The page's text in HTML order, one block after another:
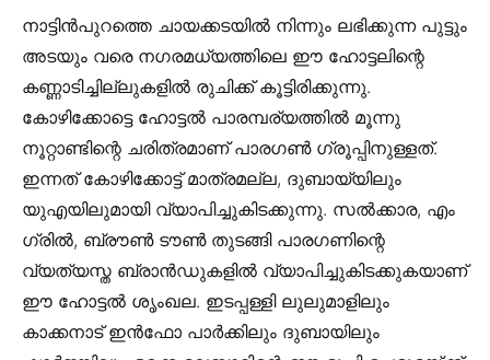
നാട്ടിന്‍പുറത്തെ ചായക്കടയില്‍ നിന്നും ലഭിക്കുന്ന പുട്ടും
അടയും വരെ നഗരമധ്യത്തിലെ ഈ ഹോട്ടലിന്റെ
കണ്ണാടിച്ചില്ലുകളില്‍ രുചിക്ക് കൂട്ടിരിക്കുന്നു.
കോഴിക്കോട്ടെ ഹോട്ടല്‍ പാരമ്പര്യത്തില്‍ മൂന്നു
നൂറ്റാണ്ടിന്റെ ചരിത്രമാണ് പാരഗണ്‍ ഗ്രൂപ്പിനുള്ളത്.
ഇന്നത് കോഴിക്കോട്ട് മാത്രമല്ല, ദുബായ്‌യിലും
യുഎയിലുമായി വ്യാപിച്ചുകിടക്കുന്നു. സല്‍ക്കാര, എം
ഗ്രില്‍, ബ്രൗണ്‍ ടൗണ്‍ തുടങ്ങി പാരഗണിന്റെ
വ്യത്യസ്ത ബ്രാന്‍ഡുകളില്‍ വ്യാപിച്ചുകിടക്കുകയാണ്
ഈ ഹോട്ടല്‍ ശൃംഖല. ഇടപ്പള്ളി ലുലുമാളിലും
കാക്കനാട് ഇന്‍ഫോ പാര്‍ക്കിലും ദുബായിലും